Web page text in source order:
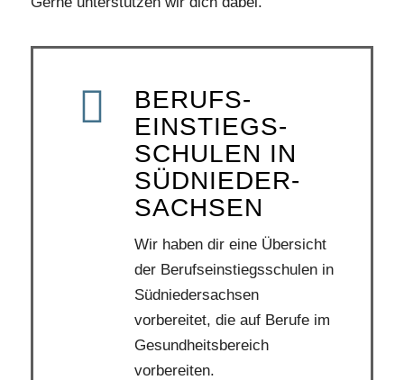
BERUFS­
EINSTIEGS­
SCHULEN IN
SÜDNIEDER­
SACHSEN
Wir haben dir eine Übersicht
der Berufseinstiegsschulen in
Südniedersachsen
vorbereitet, die auf Berufe im
Gesundheitsbereich
vorbereiten.